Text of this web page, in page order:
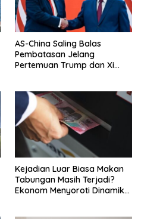
AS-China Saling Balas
Pembatasan Jelang
Pertemuan Trump dan Xi
Kejadian Luar Biasa Makan
Tabungan Masih Terjadi?
Ekonom Menyoroti Dinamika